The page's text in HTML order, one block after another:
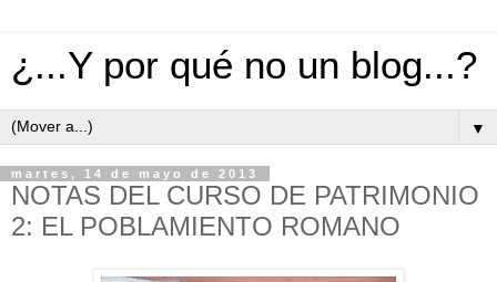
¿...Y por qué no un blog...?
▼
martes, 14 de mayo de 2013
NOTAS DEL CURSO DE PATRIMONIO
2: EL POBLAMIENTO ROMANO